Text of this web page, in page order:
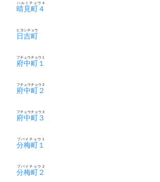
晴見町４
ハルミチョウ４
日吉町
ヒヨシチョウ
府中町１
フチュウチョウ１
府中町２
フチュウチョウ２
府中町３
フチュウチョウ３
分梅町１
ブバイチョウ１
分梅町２
ブバイチョウ２